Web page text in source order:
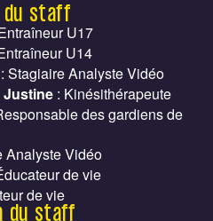
du staff
U17
U14
: Stagiaire Analyste Vidéo
Justine : Kinésithérapeute
des gardiens de
Analyste Vidéo
de vie
de vie
du staff